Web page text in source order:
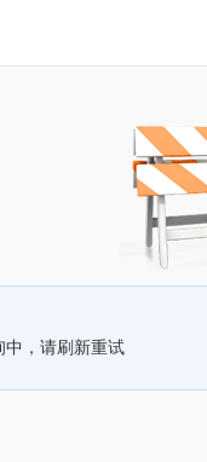
中，请刷新重试